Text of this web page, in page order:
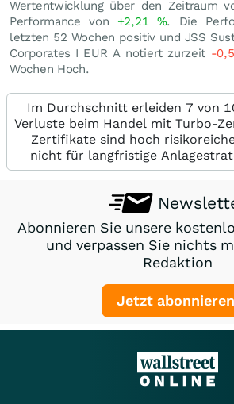
Wertentwicklung über den Zeitraum
Performance von +2,21 %. Die
letzten 52 Wochen positiv und JSS
Corporates I EUR A notiert zurzeit -
Wochen Hoch.
Im Durchschnitt erleiden 7 von
Verluste beim Handel mit Turbo-
Zertifikate sind hoch
nicht für langfristige
Abonnieren Sie unsere
und verpassen Sie nichts
Redaktion
Jetzt